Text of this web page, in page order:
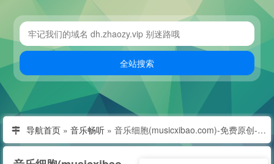
导航首页 » 音乐畅听 » 音乐细胞(musicxibao.com)-免费原创-翻唱-伴奏歌曲音乐站